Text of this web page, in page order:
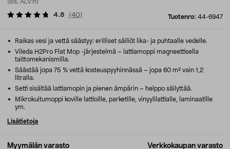
(sis. ALV:n)
Tuotenro: 44-6947
4.8 (40)
Myymälän varasto Verkkokaupan varasto
Raikas vesi ja vettä säästyy: erilliset säiliöt lika- ja puhtaalle vedelle.
Vileda H2Pro Flat Mop -järjestelmä – lattiamoppi magneettisella
taittomekanismilla.
Säästää jopa 75 % vettä kosteuspyyhinnässä – jopa 60 m² vain 1,2
litralla.
Setti sisältää lattiamopin ja pienen ämpärin – helppo säilyttää.
Mikrokuitumoppi koville lattioille, parketille, vinyylilattialle, laminaatille
ym.
Lisätietoja